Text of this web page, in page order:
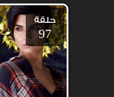
حلقة
97